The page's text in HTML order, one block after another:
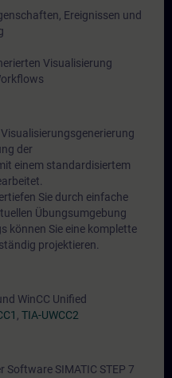
Ereignissen und
Visualisierung
der
einem standardisiertem
Sie durch einfache
Übungsumgebung
können Sie eine komplette
projektieren.
WinCC Unified
, TIA-UWCC2
Software SIMATIC STEP 7